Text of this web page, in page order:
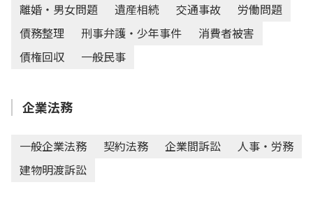
離婚・男女問題 遺産相続 交通事故
労働問題
債務整理
刑事弁護・少年事件
消費者被害
債権回収
一般民事
企業法務
一般企業法務 契約法務 企業間訴訟
人事・労務
建物明渡訴訟